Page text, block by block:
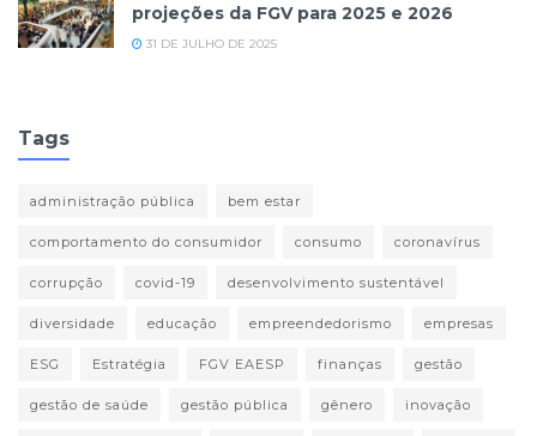
projeções da FGV para 2025 e 2026
31 DE JULHO DE 2025
Tags
administração pública bem estar
comportamento do consumidor consumo coronavírus
corrupção covid-19 desenvolvimento sustentável
diversidade educação empreendedorismo empresas
ESG Estratégia FGV EAESP finanças gestão
gestão de saúde gestão pública gênero inovação